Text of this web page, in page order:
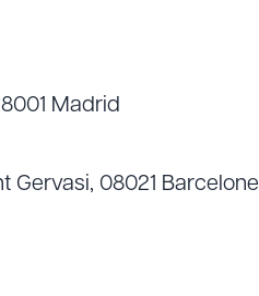
Madrid
Gervasi, 08021 Barcelone